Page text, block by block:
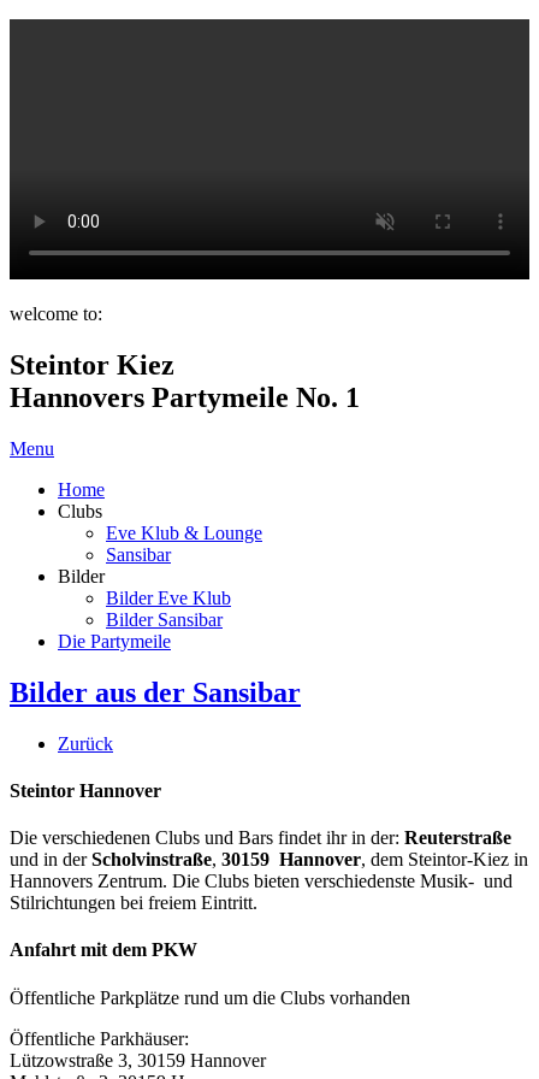
welcome to:
Steintor Kiez
Hannovers Partymeile No. 1
Menu
Home
Clubs
Eve Klub & Lounge
Sansibar
Bilder
Bilder Eve Klub
Bilder Sansibar
Die Partymeile
Bilder aus der Sansibar
Zurück
Steintor Hannover
Die verschiedenen Clubs und Bars findet ihr in der: Reuterstraße
und in derScholvinstraße, 30159 Hannover, dem Steintor-Kiez in
Hannovers Zentrum. Die Clubs bieten verschiedenste Musik- und
Stilrichtungen bei freiem Eintritt.
Anfahrt mit dem PKW
Öffentliche Parkplätze rund um die Clubs vorhanden
Öffentliche Parkhäuser:
Lützowstraße 3, 30159 Hannover